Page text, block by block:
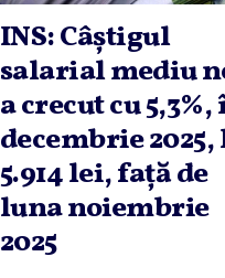
INS: Câştigul
salarial mediu
a crecut cu
decembrie 2025,
5.914 lei, faţă de
luna noiembrie
2025